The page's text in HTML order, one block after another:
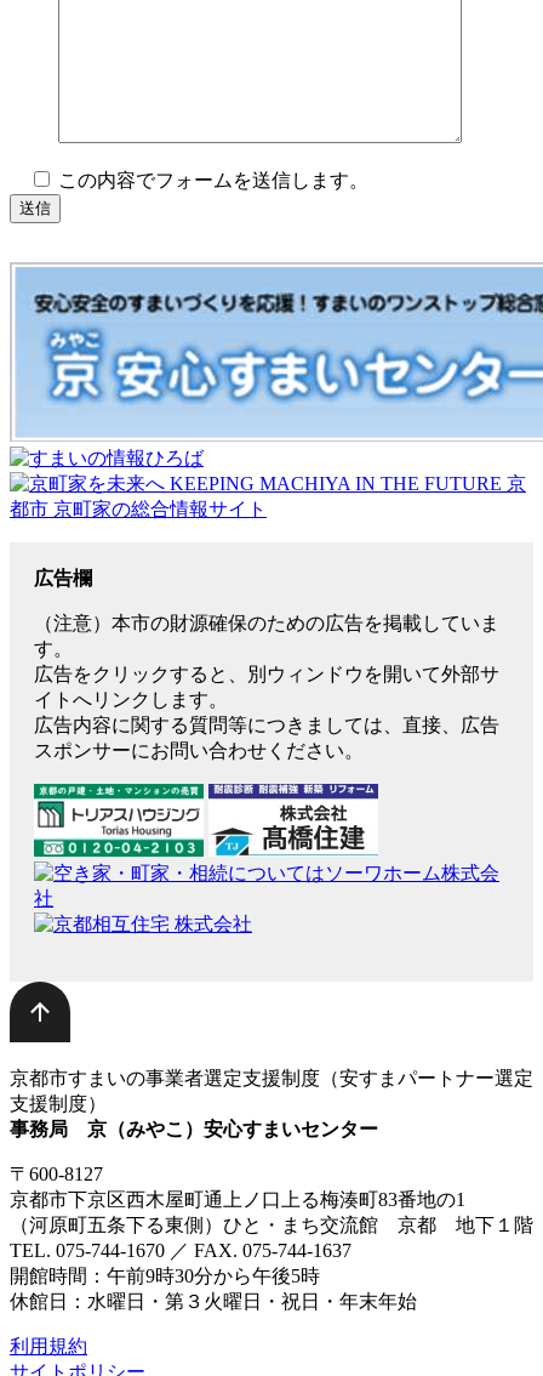
この内容でフォームを送信します。
広告欄
（注意）本市の財源確保のための広告を掲載していま
す。
広告をクリックすると、別ウィンドウを開いて外部サ
イトへリンクします。
広告内容に関する質問等につきましては、直接、広告
スポンサーにお問い合わせください。
京都市すまいの事業者選定支援制度（安すまパートナー選定
支援制度）
事務局 京（みやこ）安心すまいセンター
〒600-8127
京都市下京区西木屋町通上ノ口上る梅湊町83番地の1
（河原町五条下る東側）ひと・まち交流館 京都 地下１階
TEL. 075-744-1670 ／ FAX. 075-744-1637
開館時間：午前9時30分から午後5時
休館日：水曜日・第３火曜日・祝日・年末年始
利用規約
サイトポリシー